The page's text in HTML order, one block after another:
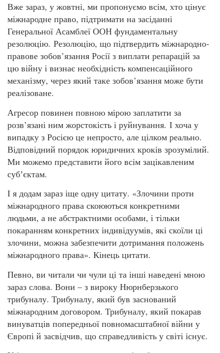
Вже зараз, у жовтні, ми пропонуємо всім, хто цінує
міжнародне право, підтримати на засіданні
Генеральної Асамблеї ООН фундаментальну
резолюцію. Резолюцію, що підтвердить міжнародно-
правове зобов’язання Росії з виплати репарацій за
цю війну і визнає необхідність компенсаційного
механізму, через який таке зобов’язання може бути
реалізоване.
Агресор повинен повною мірою заплатити за
розв’язані ним жорстокість і руйнування. І хоча у
випадку з Росією це непросто, але цілком реально.
Відповідний порядок юридичних кроків зрозумілий.
Ми можемо представити його всім зацікавленим
субʼєктам.
І я додам зараз іще одну цитату. «Злочини проти
міжнародного права скоюються конкретними
людьми, а не абстрактними особами, і тільки
покаранням конкретних індивідуумів, які скоїли ці
злочини, можна забезпечити дотримання положень
міжнародного права». Кінець цитати.
Певно, ви читали чи чули ці та інші наведені мною
зараз слова. Вони – з вироку Нюрнберзького
трибуналу. Трибуналу, який був заснований
міжнародним договором. Трибуналу, який покарав
винуватців попередньої повномасштабної війни у
Європі й засвідчив, що справедливість у світі існує.